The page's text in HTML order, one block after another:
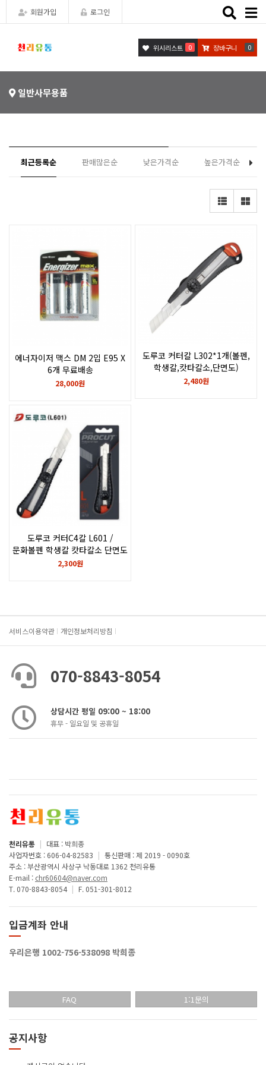
회원가입 로그인
Toggle
위시리스트 0 장바구니 0
일반사무용품
최근등록순 판매많은순 낮은가격순 높은가격순
에너자이저 맥스 DM 2입 E95 X
6개 무료배송
28,000원
도루코 커터칼 L302*1개(볼펜,
학생칼,캇타칼소,단면도)
2,480원
도루코 커터C4칼 L601 /
문화볼펜 학생칼 캇타칼소 단면도
2,300원
서비스이용약관 개인정보처리방침
070-8843-8054
상담시간 평일 09:00 ~ 18:00
휴무 - 일요일 및 공휴일
천리유통 | 대표 : 박희종
사업자번호 : 606-04-82583 | 통신판매 : 제 2019 - 0090호
주소 : 부산광역시 사상구 낙동대로 1362 천리유통
E-mail : chr60604@naver.com
T. 070-8843-8054 | F. 051-301-8012
입금계좌 안내
우리은행 1002-756-538098 박희종
FAQ 1:1문의
공지사항